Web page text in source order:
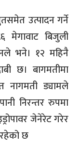
उत्पादन गर्ने
मेगावाट बिजुली
भने। १२ महिनै
छ। बागमतीमा
नागमती ड्यामले
निरन्तर रुपमा
जेनेरेट गरेर
रहेको छ